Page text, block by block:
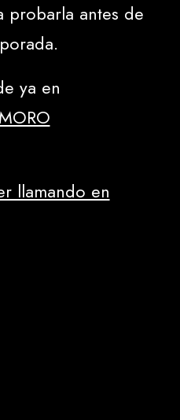
probarla antes de
ya en
llamando en